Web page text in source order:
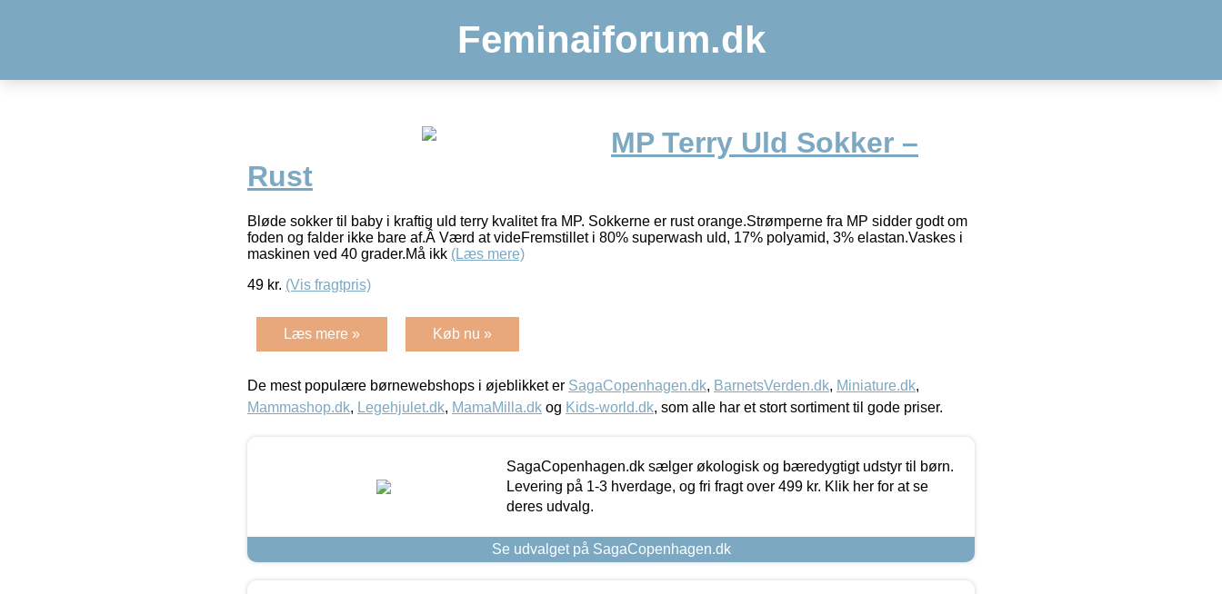
Feminaiforum.dk
MP Terry Uld Sokker –
Rust
Bløde sokker til baby i kraftig uld terry kvalitet fra MP. Sokkerne er rust orange.Strømperne fra MP sidder godt om
foden og falder ikke bare af.Â Værd at videFremstillet i 80% superwash uld, 17% polyamid, 3% elastan.Vaskes i
maskinen ved 40 grader.Må ikk (Læs mere)
49 kr. (Vis fragtpris)
Læs mere » Køb nu »
De mest populære børnewebshops i øjeblikket er SagaCopenhagen.dk, BarnetsVerden.dk, Miniature.dk,
Mammashop.dk, Legehjulet.dk, MamaMilla.dk og Kids-world.dk, som alle har et stort sortiment til gode priser.
SagaCopenhagen.dk sælger økologisk og bæredygtigt udstyr til børn.
Levering på 1-3 hverdage, og fri fragt over 499 kr. Klik her for at se
deres udvalg.
Se udvalget på SagaCopenhagen.dk